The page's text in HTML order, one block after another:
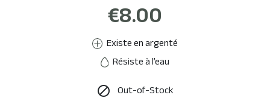
€8.00
Existe en argenté
Résiste à l’eau
 Out-of-Stock